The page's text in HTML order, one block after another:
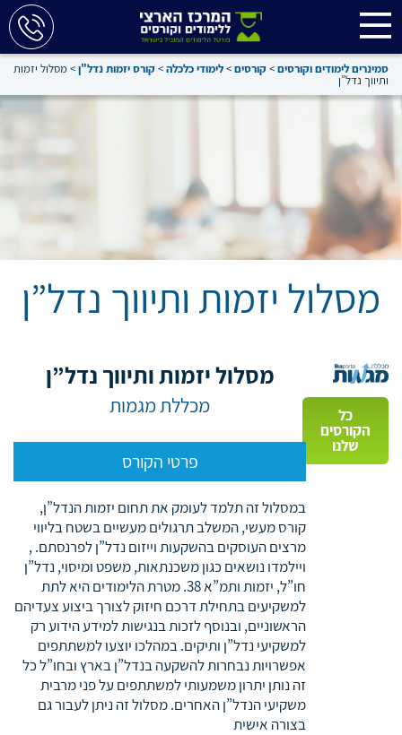
סמינרים לימודים וקורסים>קורסים>לימודי כלכלה>קורס יזמות נדל"ן>מסלול יזמות
ותיווך נדל”ן
מסלול יזמות ותיווך נדל”ן
כל
הקורסים
שלנו
מסלול יזמות ותיווך נדל”ן
מכללת מגמות
פרטי הקורס
במסלול זה תלמד לעומק את תחום יזמות הנדל”ן,
קורס מעשי, המשלב תרגולים מעשיים בשטח בליווי
מרצים העוסקים בהשקעות וייזום נדל”ן לפרנסתם. ,
ויילמדו נושאים כגון משכנתאות, משפט ומיסוי, נדל”ן
חו”ל, יזמות ותמ”א 38. מטרת הלימודים היא לתת
למשקיעים בתחילת דרכם חיזוק לצורך ביצוע צעדיהם
הראשוניים, ובנוסף לזכות בנגישות למידע הידוע רק
למשקיעי נדל”ן ותיקים. במהלכו יוצעו למשתתפים
אפשרויות נבחרות להשקעה בנדל”ן בארץ ובחו”ל כל
זה נותן יתרון משמעותי למשתתפים על פני מרבית
משקיעי הנדל”ן האחרים. מסלול זה ניתן לעבור גם
בצורה אישית